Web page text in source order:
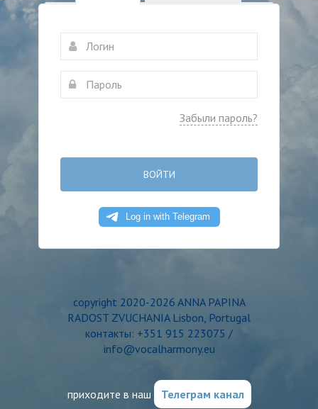
Забыли пароль?
ВОЙТИ
copyright 2020-2026 ANNA PAPINA
RADOST ZVUCHANIA Lisbon, Portugal
контакты: +351 915 223075 /
info@vocalharmony.eu
приходите в наш Телеграм канал